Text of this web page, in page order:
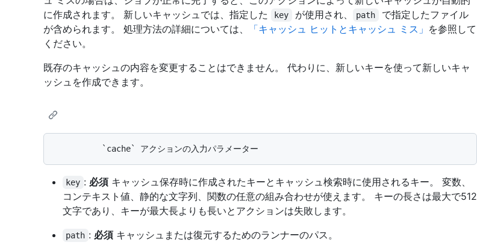
に作成されます。 新しいキャッシュでは、指定した
key が使用され、 path
で指定したファイル
が含められます。 処理方法の詳細については、
「キャッシュ ヒットとキャッシュ ミス」 を参照して
ください。
既存のキャッシュの内容を変更することはできません。 代わりに、新しいキーを使って新しいキャ
ッシュを作成できます。
key : 必須キャッシュ保存時に作成されたキーとキャッシュ検索時に使用されるキー。 変数、
コンテキスト値、静的な文字列、関数の任意の組み合わせが使えます。 キーの長さは最大で512
文字であり、キーが最大長よりも長いとアクションは失敗します。
path : 必須キャッシュまたは復元するためのランナーのパス。